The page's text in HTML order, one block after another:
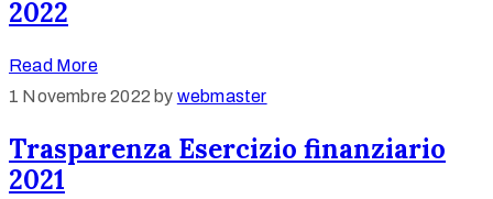
2022
Read More
1 Novembre 2022 by webmaster
Trasparenza Esercizio finanziario
2021